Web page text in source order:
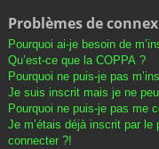
Problèmes de
Pourquoi ai-je besoin de
Qu’est-ce que la COPPA ?
Pourquoi ne puis-je pas
Je suis inscrit mais je ne
Pourquoi ne puis-je pas me
Je m’étais déjà inscrit par
connecter ?!